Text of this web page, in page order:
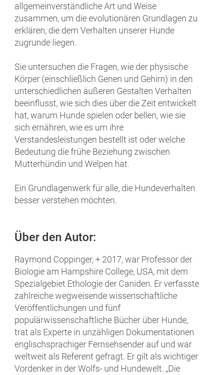
allgemeinverständliche Art und Weise
zusammen, um die evolutionären Grundlagen zu
erklären, die dem Verhalten unserer Hunde
zugrunde liegen.
Sie untersuchen die Fragen, wie der physische
Körper (einschließlich Genen und Gehirn) in den
unterschiedlichen äußeren Gestalten Verhalten
beeinflusst, wie sich dies über die Zeit entwickelt
hat, warum Hunde spielen oder bellen, wie sie
sich ernähren, wie es um ihre
Verstandesleistungen bestellt ist oder welche
Bedeutung die frühe Beziehung zwischen
Mutterhündin und Welpen hat.
Ein Grundlagenwerk für alle, die Hundeverhalten
besser verstehen möchten.
Über den Autor:
Raymond Coppinger,+ 2017,war Professor der
Biologie am Hampshire College, USA, mit dem
Spezialgebiet Ethologie der Caniden. Er verfasste
zahlreiche wegweisende wissenschaftliche
Veröffentlichungen und fünf
populärwissenschaftliche Bücher über Hunde,
trat als Experte in unzähligen Dokumentationen
englischsprachiger Fernsehsender auf und war
weltweit als Referent gefragt. Er gilt als wichtiger
Vordenker in der Wolfs- und Hundewelt. „Die